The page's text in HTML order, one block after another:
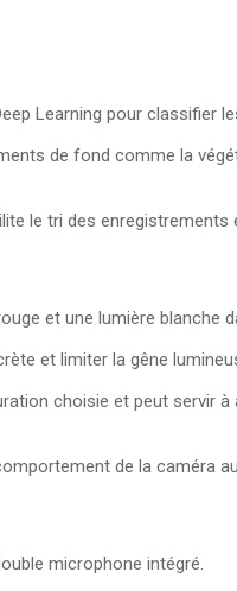
Learning pour classifier
de fond comme la
le tri des enregistrements
et une lumière blanche
et limiter la gêne
choisie et peut servir
de la caméra
microphone intégré.